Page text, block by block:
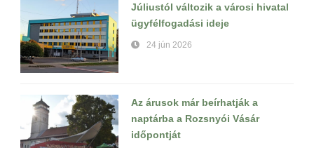
Júliustól változik a városi hivatal
ügyfélfogadási ideje
24 jún 2026
Az árusok már beírhatják a
naptárba a Rozsnyói Vásár
időpontját